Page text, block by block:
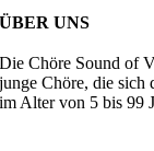
ÜBER UNS
Die Chöre Sound of
junge Chöre, die
im Alter von 5 bis 99